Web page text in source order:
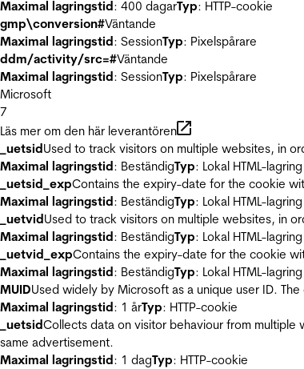
Maximal lagringstid: 400 dagarTyp: HTTP-cookie
gmp\conversion#Väntande
Maximal lagringstid: SessionTyp: Pixelspårare
ddm/activity/src=#Väntande
Maximal lagringstid: SessionTyp: Pixelspårare
Microsoft
7
Läs mer om den här leverantören
_uetsidUsed to track visitors on multiple websites, in
Maximal lagringstid: BeständigTyp: Lokal HTML-lagring
_uetsid_expContains the expiry-date for the cookie
Maximal lagringstid: BeständigTyp: Lokal HTML-lagring
_uetvidUsed to track visitors on multiple websites, in
Maximal lagringstid: BeständigTyp: Lokal HTML-lagring
_uetvid_expContains the expiry-date for the cookie
Maximal lagringstid: BeständigTyp: Lokal HTML-lagring
MUIDUsed widely by Microsoft as a unique user ID.
Maximal lagringstid: 1 årTyp: HTTP-cookie
_uetsidCollects data on visitor behaviour from
same advertisement.
Maximal lagringstid: 1 dagTyp: HTTP-cookie